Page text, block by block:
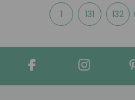
1 131 132